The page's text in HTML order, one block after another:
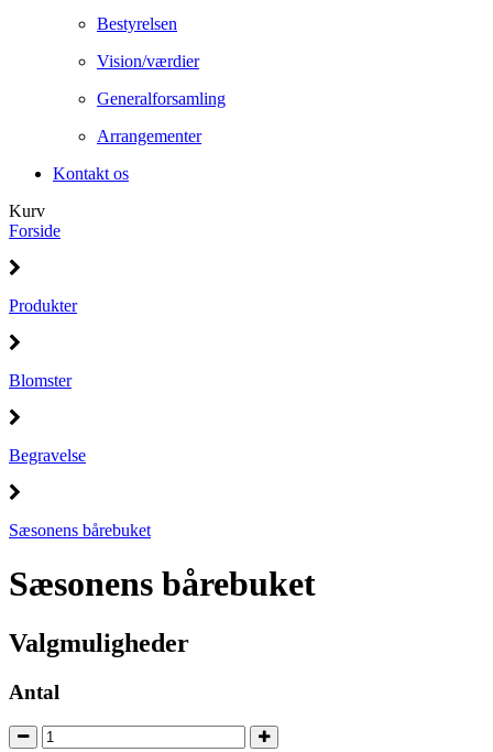
Bestyrelsen
Vision/værdier
Generalforsamling
Arrangementer
Kontakt os
Kurv
Forside
Produkter
Blomster
Begravelse
Sæsonens bårebuket
Sæsonens bårebuket
Valgmuligheder
Antal